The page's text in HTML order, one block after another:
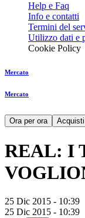
Help e Faq
Info e contatti
Termini del
Utilizzo dati e
Cookie Policy
Mercato
Mercato
Ora per ora
REAL: I
25 Dic 2015 - 10:39
25 Dic 2015 - 10:39